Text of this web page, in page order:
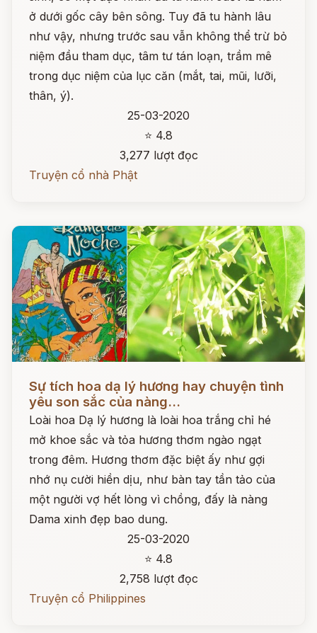
ở dưới gốc cây bên sông. Tuy đã tu hành lâu
như vậy, nhưng trước sau vẫn không thể trừ bỏ
niệm đầu tham dục, tâm tư tán loạn, trầm mê
trong dục niệm của lục căn (mắt, tai, mũi, lưỡi,
thân, ý).
25-03-2020
⭐ 4.8
3,277 lượt đọc
Truyện cổ nhà Phật
Sự tích hoa dạ lý hương hay chuyện tình
yêu son sắc của nàng...
Loài hoa Dạ lý hương là loài hoa trắng chỉ hé
mở khoe sắc và tỏa hương thơm ngào ngạt
trong đêm. Hương thơm đặc biệt ấy như gợi
nhớ nụ cười hiền dịu, như bàn tay tần tảo của
một người vợ hết lòng vì chồng, đấy là nàng
Dama xinh đẹp bao dung.
25-03-2020
⭐ 4.8
2,758 lượt đọc
Truyện cổ Philippines